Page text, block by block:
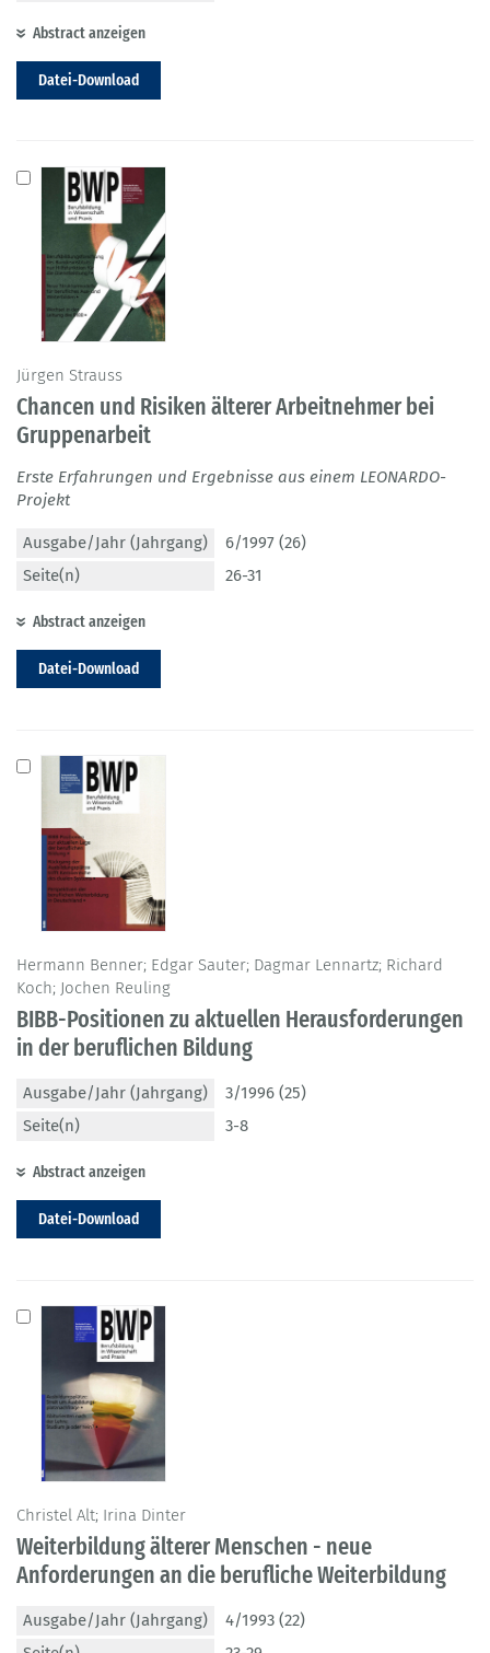
Abstract anzeigen
Datei-Download
Jürgen Strauss
Chancen und Risiken älterer Arbeitnehmer bei
Gruppenarbeit
Erste Erfahrungen und Ergebnisse aus einem LEONARDO-
Projekt
Ausgabe/Jahr (Jahrgang)
6/1997 (26)
Seite(n)
26-31
Abstract anzeigen
Datei-Download
Hermann Benner; Edgar Sauter; Dagmar Lennartz; Richard
Koch; Jochen Reuling
BIBB-Positionen zu aktuellen Herausforderungen
in der beruflichen Bildung
Ausgabe/Jahr (Jahrgang)
3/1996 (25)
Seite(n)
3-8
Abstract anzeigen
Datei-Download
Christel Alt; Irina Dinter
Weiterbildung älterer Menschen - neue
Anforderungen an die berufliche Weiterbildung
Ausgabe/Jahr (Jahrgang)
4/1993 (22)